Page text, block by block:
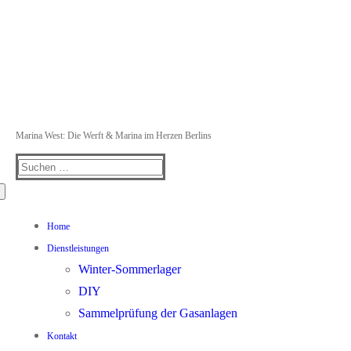
Marina West: Die Werft & Marina im Herzen Berlins
Suchen
Home
Dienstleistungen
Winter-Sommerlager
DIY
Sammelprüfung der Gasanlagen
Kontakt